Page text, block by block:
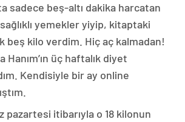
sadece beş-altı dakika harcatan
yemekler yiyip, kitaptaki
beş kilo verdim. Hiç aç kalmadan!
Hanım’ın üç haftalık diyet
Kendisiyle bir ay online
pazartesi itibarıyla o 18 kilonun